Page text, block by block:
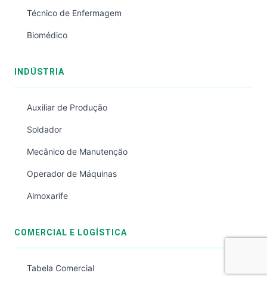
Técnico de Enfermagem
Biomédico
INDÚSTRIA
Auxiliar de Produção
Soldador
Mecânico de Manutenção
Operador de Máquinas
Almoxarife
COMERCIAL E LOGÍSTICA
Tabela Comercial